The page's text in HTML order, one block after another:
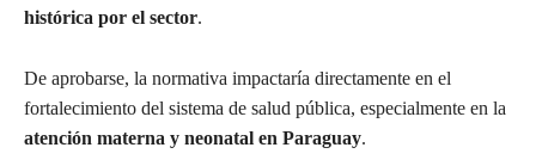
histórica por el sector.
De aprobarse, la normativa impactaría directamente en el
fortalecimiento del sistema de salud pública, especialmente en la
atención materna y neonatal en Paraguay.